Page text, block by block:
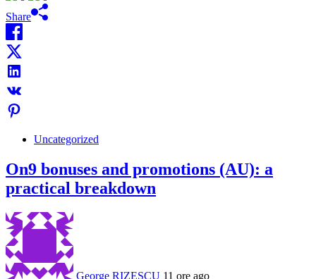
Share
Uncategorized
On9 bonuses and promotions (AU): a
practical breakdown
George RIZESCU 11 ore ago